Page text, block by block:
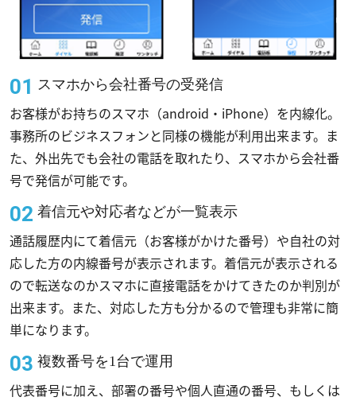
スマホから会社番号の受発信
お客様がお持ちのスマホ（android・iPhone）を内線化。
事務所のビジネスフォンと同様の機能が利用出来ます。ま
た、外出先でも会社の電話を取れたり、スマホから会社番
号で発信が可能です。
着信元や対応者などが一覧表示
通話履歴内にて着信元（お客様がかけた番号）や自社の対
応した方の内線番号が表示されます。着信元が表示される
ので転送なのかスマホに直接電話をかけてきたのか判別が
出来ます。また、対応した方も分かるので管理も非常に簡
単になります。
複数番号を1台で運用
代表番号に加え、部署の番号や個人直通の番号、もしくは